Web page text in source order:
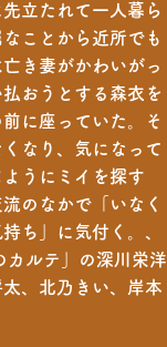
立たれて一人暮ら
ことから近所でも
き妻がかわいがっ
おうとする森衣を
に座っていた。そ
なり、気になって
うにミイを探す
のなかで「いなく
ち」に気付く。、
カルテ」の深川栄洋
、北乃きい、岸本